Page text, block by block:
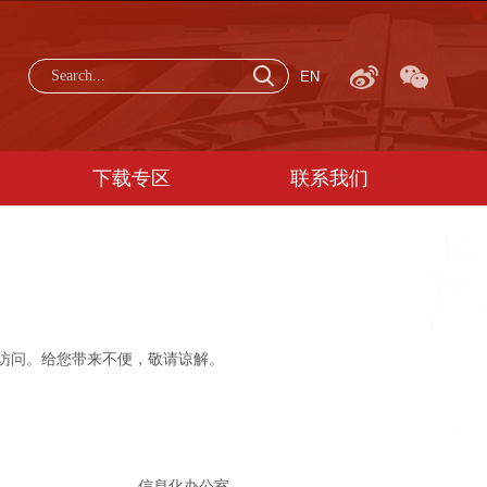
EN
下载专区 联系我们
问。给您带来不便，敬请谅解。